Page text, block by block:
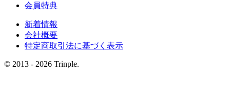
会員特典
新着情報
会社概要
特定商取引法に基づく表示
© 2013 - 2026 Trinple.